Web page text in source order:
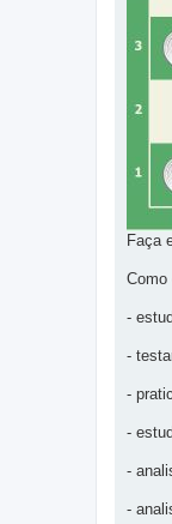
Faça
Como
-
-
-
-
-
-